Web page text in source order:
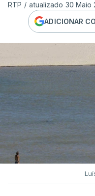
RTP / atualizado 30 Maio
ADICIONAR